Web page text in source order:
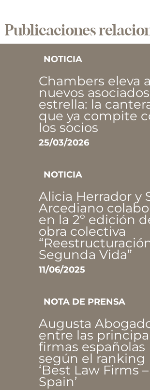
Publicaciones
NOTICIA
Chambers eleva
nuevos asociados
estrella: la
que ya compite
los socios
25/03/2026
NOTICIA
Alicia Herrador y
Arcediano
en la 2º edición
obra colectiva
Segunda Vida”
11/06/2025
NOTA DE PRENSA
Augusta
entre las
firmas españolas
según el ranking
‘Best Law Firms –
Spain’